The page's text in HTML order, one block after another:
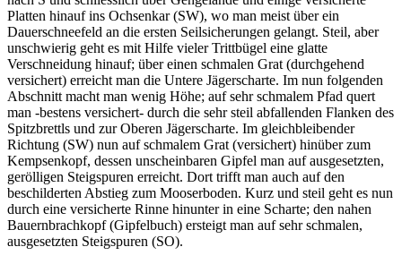
Platten hinauf ins Ochsenkar (SW), wo man meist über ein
Dauerschneefeld an die ersten Seilsicherungen gelangt. Steil, aber
unschwierig geht es mit Hilfe vieler Trittbügel eine glatte
Verschneidung hinauf; über einen schmalen Grat (durchgehend
versichert) erreicht man die Untere Jägerscharte. Im nun folgenden
Abschnitt macht man wenig Höhe; auf sehr schmalem Pfad quert
man -bestens versichert- durch die sehr steil abfallenden Flanken des
Spitzbrettls und zur Oberen Jägerscharte. Im gleichbleibender
Richtung (SW) nun auf schmalem Grat (versichert) hinüber zum
Kempsenkopf, dessen unscheinbaren Gipfel man auf ausgesetzten,
gerölligen Steigspuren erreicht. Dort trifft man auch auf den
beschilderten Abstieg zum Mooserboden. Kurz und steil geht es nun
durch eine versicherte Rinne hinunter in eine Scharte; den nahen
Bauernbrachkopf (Gipfelbuch) ersteigt man auf sehr schmalen,
ausgesetzten Steigspuren (SO).